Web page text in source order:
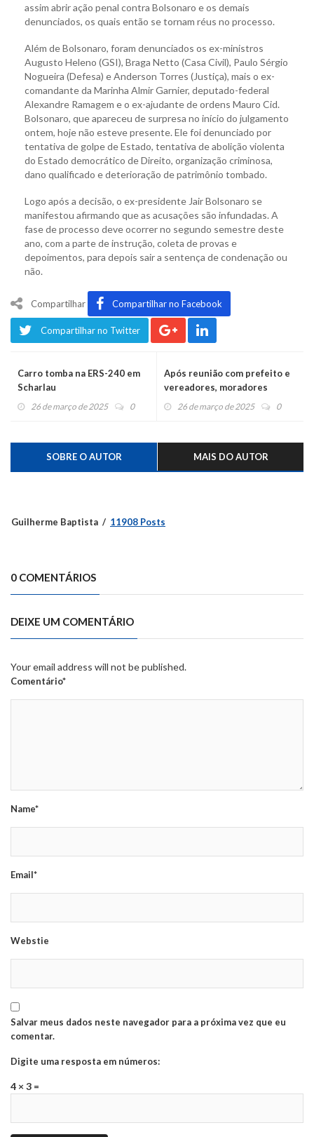
assim abrir ação penal contra Bolsonaro e os demais
denunciados, os quais então se tornam réus no processo.
Além de Bolsonaro, foram denunciados os ex-ministros
Augusto Heleno (GSI), Braga Netto (Casa Civil), Paulo Sérgio
Nogueira (Defesa) e Anderson Torres (Justiça), mais o ex-
comandante da Marinha Almir Garnier, deputado-federal
Alexandre Ramagem e o ex-ajudante de ordens Mauro Cid.
Bolsonaro, que apareceu de surpresa no início do julgamento
ontem, hoje não esteve presente. Ele foi denunciado por
tentativa de golpe de Estado, tentativa de abolição violenta
do Estado democrático de Direito, organização criminosa,
dano qualificado e deterioração de patrimônio tombado.
Logo após a decisão, o ex-presidente Jair Bolsonaro se
manifestou afirmando que as acusações são infundadas. A
fase de processo deve ocorrer no segundo semestre deste
ano, com a parte de instrução, coleta de provas e
depoimentos, para depois sair a sentença de condenação ou
não.
Compartilhar Compartilhar no Facebook
Compartilhar no Twitter
Carro tomba na ERS-240 em
Scharlau
26 de março de 2025 0
Após reunião com prefeito e
vereadores, moradores
bairro Navegantes vão ao
Ministério Público
26 de março de 2025 0
SOBRE O AUTOR MAIS DO AUTOR
Guilherme Baptista 11908 Posts
0 COMENTÁRIOS
DEIXE UM COMENTÁRIO
Your email address will not be published.
Comentário*
Name*
Email*
Webstie
Salvar meus dados neste navegador para a próxima vez que eu
comentar.
Digite uma resposta em números:
4 × 3 =